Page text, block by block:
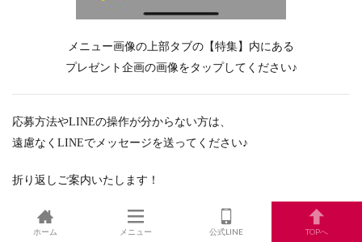
メニュー画像の上部タブの【特集】内にある
プレゼント企画の画像をタップしてください♪
応募方法やLINEの操作が分からない方は、
遠慮なくLINEでメッセージを送ってください♪
折り返しご案内いたします！
ホーム メニュー 公式LINE TOPへ